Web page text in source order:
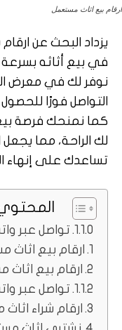
ارقام بيع اثاث مستعمل
يزداد البحث عن
في بيع أثاثه
نوفر لك في معرض
التواصل فورًا
كما نمنحك فرصة
لك الراحة، مما
تساعدك على إنهاء
تواصل عبر
ارقام بيع
ارقام بيع
تواصل عبر
ارقام شراء